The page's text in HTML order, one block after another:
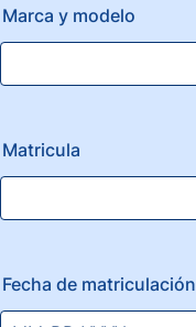
Marca y modelo
Matricula
Fecha de matriculación